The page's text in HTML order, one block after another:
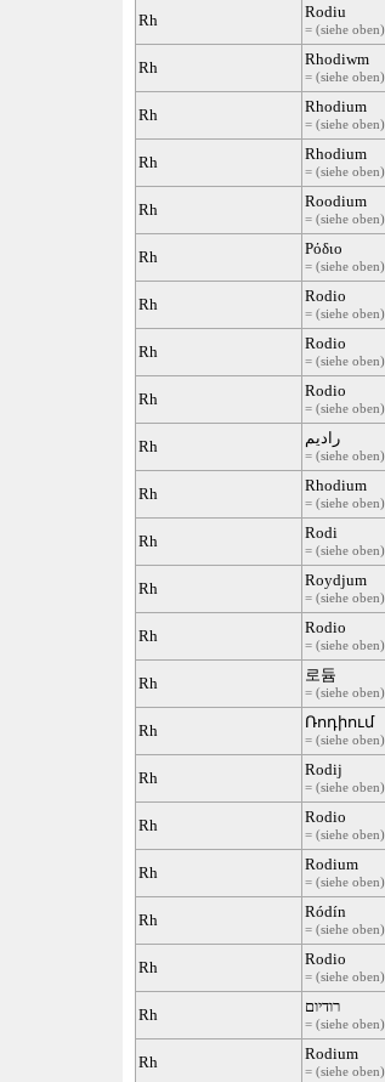
Rh Rodiu
= (siehe oben)
Rh Rhodiwm
= (siehe oben)
Rh Rhodium
= (siehe oben)
Rh Rhodium
= (siehe oben)
Rh Roodium
= (siehe oben)
Rh Ρόδιο
= (siehe oben)
Rh Rodio
= (siehe oben)
Rh Rodio
= (siehe oben)
Rh Rodio
= (siehe oben)
Rh رادیم
= (siehe oben)
Rh Rhodium
= (siehe oben)
Rh Rodi
= (siehe oben)
Rh Roydjum
= (siehe oben)
Rh Rodio
= (siehe oben)
Rh 로듐
= (siehe oben)
Rh Ռոդիում
= (siehe oben)
Rh Rodij
= (siehe oben)
Rh Rodio
= (siehe oben)
Rh Rodium
= (siehe oben)
Rh Ródín
= (siehe oben)
Rh Rodio
= (siehe oben)
Rh רודיום
= (siehe oben)
Rh Rodium
= (siehe oben)